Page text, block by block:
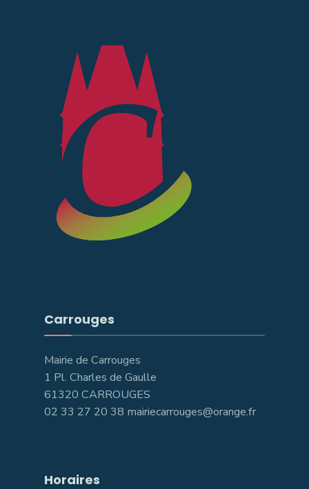
Carrouges
Mairie de Carrouges
1 Pl. Charles de Gaulle
61320 CARROUGES
02 33 27 20 38 mairiecarrouges@orange.fr
Horaires